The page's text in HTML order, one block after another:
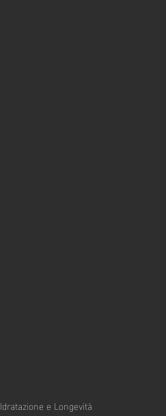
Idratazione e Longevità